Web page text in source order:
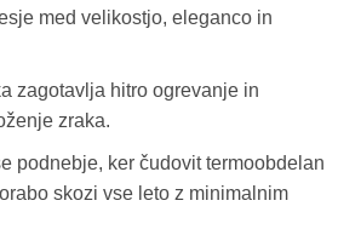
med velikostjo, eleganco in
zagotavlja hitro ogrevanje in
zraka.
podnebje, ker čudovit termoobdelan
skozi vse leto z minimalnim